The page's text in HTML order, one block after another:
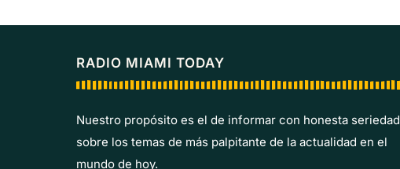
RADIO MIAMI TODAY
Nuestro propósito es el de informar con honesta seriedad
sobre los temas de más palpitante de la actualidad en el
mundo de hoy.